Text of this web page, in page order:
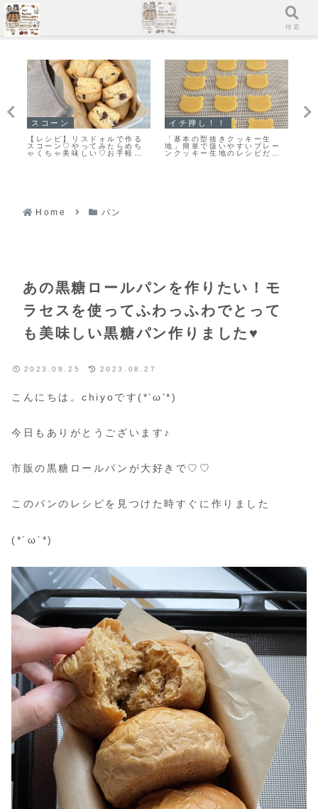
イチ押し！！
「基本の型抜きクッキー生
地」簡単で扱いやすいプレー
ンクッキー生地のレシピだ
スコーン
「基本のスコーン」生クリー
ムを使ったさっくりふわっと
なスコーンレシピだよ！
イチ押
Home パン
あの黒糖ロールパンを作りたい！モ
ラセスを使ってふわっふわでとって
も美味しい黒糖パン作りました♥
2023.08.25 2023.08.27
こんにちは。chiyoです(*’ω’*)
今日もありがとうございます♪
市販の黒糖ロールパンが大好きで♡♡
このパンのレシピを見つけた時すぐに作りました
(*´ω`*)
メニュー 検索